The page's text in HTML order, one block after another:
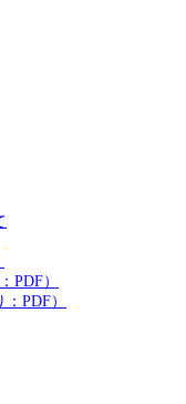
PDF）
PDF）